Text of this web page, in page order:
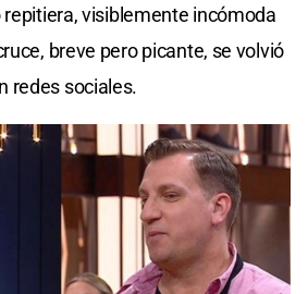
repitiera, visiblemente incómoda
breve pero picante, se volvió
redes sociales.